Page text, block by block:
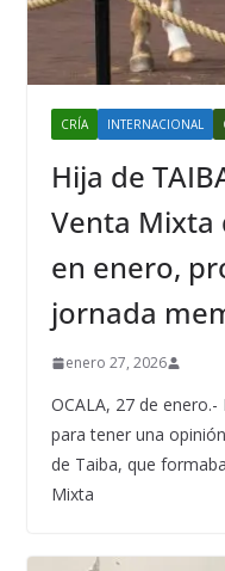
CRÍA INTERNACIONAL
Hija de
Venta Mixta
en enero,
jornada
enero 27, 2026
OCALA, 27 de
para tener una
de Taiba, que
Mixta